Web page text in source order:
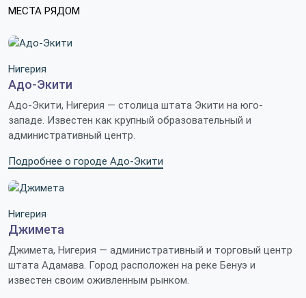
МЕСТА РЯДОМ
Нигерия
Адо-Экити
Адо-Экити, Нигерия — столица штата Экити на юго-
западе. Известен как крупный образовательный и
административный центр.
Подробнее о городе Адо-Экити
Нигерия
Джимета
Джимета, Нигерия — административный и торговый центр
штата Адамава. Город расположен на реке Бенуэ и
известен своим оживленным рынком.